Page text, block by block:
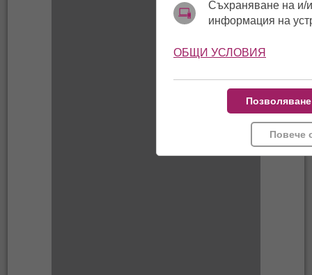
Съхраняване на и/
информация на
ОБЩИ УСЛОВИЯ
Повече